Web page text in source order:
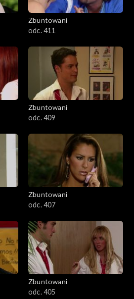
Zbuntowani
odc. 411
Zbuntowani
odc. 409
Zbuntowani
odc. 407
Zbuntowani
odc. 405